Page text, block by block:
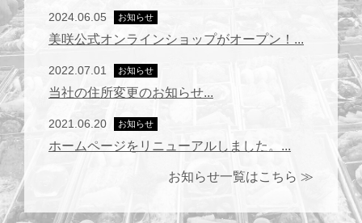
2024.06.05 お知らせ
美咲公式オンラインショップがオープン！...
2022.07.01 お知らせ
当社の住所変更のお知らせ...
2021.06.20 お知らせ
ホームページをリニューアルしました。...
お知らせ一覧はこちら ≫